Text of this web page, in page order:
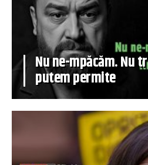
Nu ne-mpăcăm. Nu
putem permite